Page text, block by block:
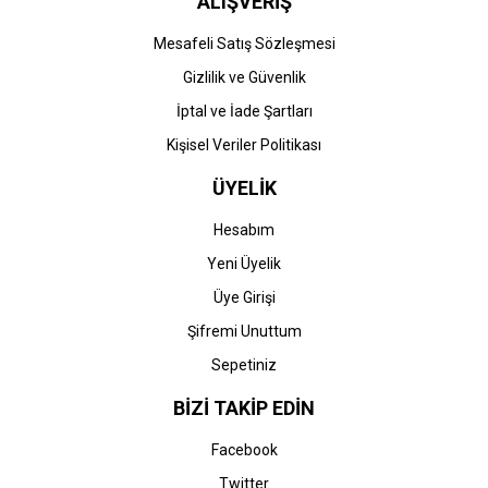
Mesafeli Satış Sözleşmesi
Gizlilik ve Güvenlik
İptal ve İade Şartları
Kişisel Veriler Politikası
ÜYELİK
Hesabım
Yeni Üyelik
Üye Girişi
Şifremi Unuttum
Sepetiniz
BİZİ TAKİP EDİN
Facebook
Twitter